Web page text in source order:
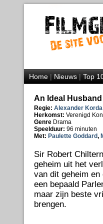
Home|Nieuws|Top
An Ideal Husband
Regie: Alexander Korda
Herkomst: Verenigd
Genre Drama
Speelduur: 96 minuten
Met: Paulette Goddard,
Sir Robert
geheim uit het
van dit geheim
een bepaald
maar zijn beste
brengen.